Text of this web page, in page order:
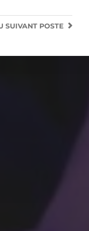
SUIVANT POSTE